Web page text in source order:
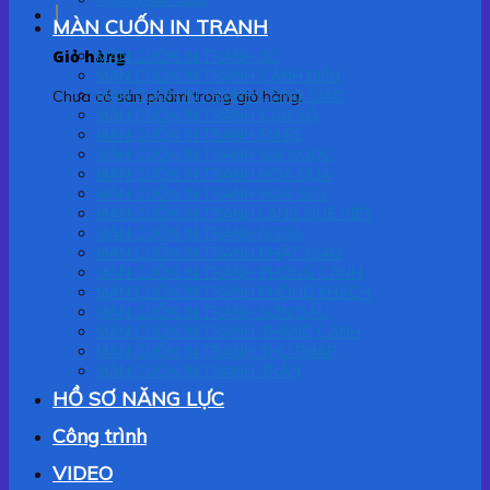
Giỏ hàng
Chưa có sản phẩm trong giỏ hàng.
MÀN CUỐN IN TRANH
MÀN CUỐN IN TRANH 3D
MÀN CUỐN IN TRANH CÔNG GIÁO
HỒ SƠ NĂNG LỰC
Công trình
VIDEO